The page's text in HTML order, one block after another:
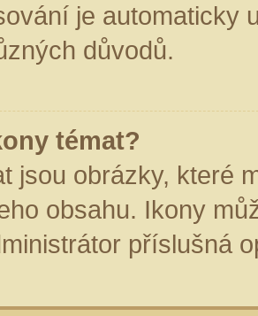
je automaticky
důvodů.
témat?
jsou obrázky, které
obsahu. Ikony
příslušná